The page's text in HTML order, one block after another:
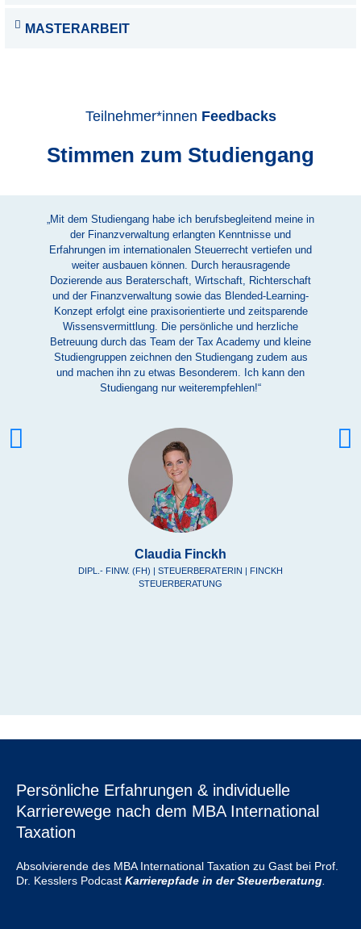
MASTERARBEIT
Teilnehmer*innen Feedbacks
Stimmen zum Studiengang
„Mit dem Studiengang habe ich berufsbegleitend meine in
der Finanzverwaltung erlangten Kenntnisse und
Erfahrungen im internationalen Steuerrecht vertiefen und
weiter ausbauen können. Durch herausragende
Dozierende aus Beraterschaft, Wirtschaft, Richterschaft
und der Finanzverwaltung sowie das Blended-Learning-
Konzept erfolgt eine praxisorientierte und zeitsparende
Wissensvermittlung. Die persönliche und herzliche
Betreuung durch das Team der Tax Academy und kleine
Studiengruppen zeichnen den Studiengang zudem aus
und machen ihn zu etwas Besonderem. Ich kann den
Studiengang nur weiterempfehlen!“
Claudia Finckh
DIPL.- FINW. (FH) | STEUERBERATERIN | FINCKH
STEUERBERATUNG
Persönliche Erfahrungen & individuelle
Karrierewege nach dem MBA International
Taxation
Absolvierende des MBA International Taxation zu Gast bei Prof.
Dr. Kesslers Podcast Karrierepfade in der Steuerberatung